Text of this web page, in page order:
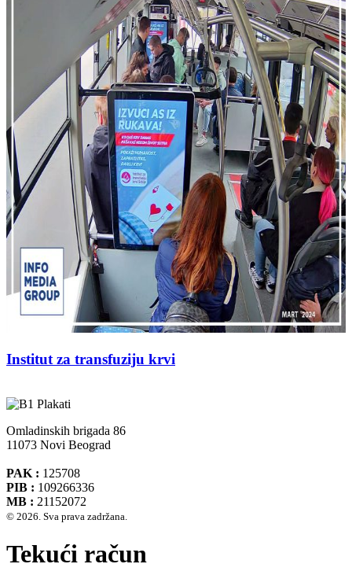
Institut za transfuziju krvi
Omladinskih brigada 86
11073 Novi Beograd
PAK : 125708
PIB : 109266336
MB : 21152072
© 2026. Sva prava zadržana.
Tekući račun